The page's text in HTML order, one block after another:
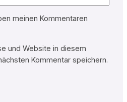
meinen Kommentaren
und Website in diesem
Kommentar speichern.